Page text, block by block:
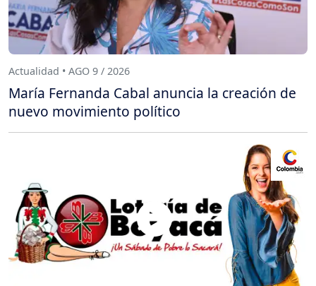
Actualidad • AGO 9 / 2026
María Fernanda Cabal anuncia la creación de
nuevo movimiento político